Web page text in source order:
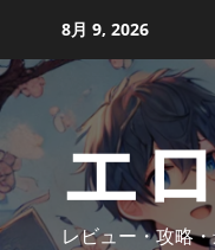
content
8月 9, 2026
エ
レビュー・攻略